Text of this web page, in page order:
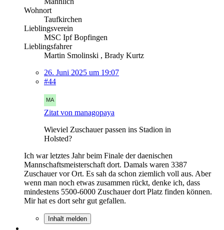
Wohnort
Taufkirchen
Lieblingsverein
MSC Ipf Bopfingen
Lieblingsfahrer
Martin Smolinski , Brady Kurtz
26. Juni 2025 um 19:07
#44
Zitat von managopaya
Wieviel Zuschauer passen ins Stadion in
Holsted?
Ich war letztes Jahr beim Finale der daenischen
Mannschaftsmeisterschaft dort. Damals waren 3387
Zuschauer vor Ort. Es sah da schon ziemlich voll aus. Aber
wenn man noch etwas zusammen rückt, denke ich, dass
mindestens 5500-6000 Zuschauer dort Platz finden können.
Mir hat es dort sehr gut gefallen.
Inhalt melden